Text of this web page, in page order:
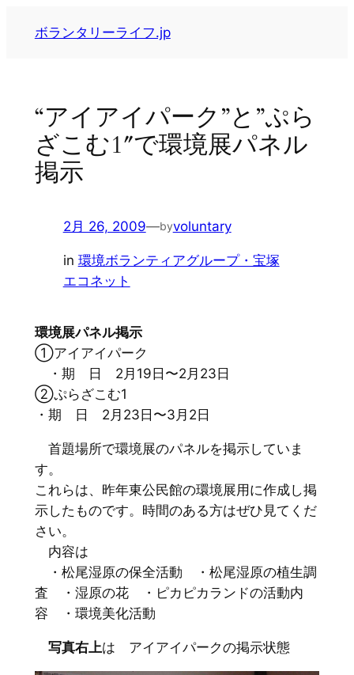
ボランタリーライフ.jp
“アイアイパーク”と”ぷら
ざこむ1″で環境展パネル
掲示
2月 26, 2009—byvoluntary
in 環境ボランティアグループ・宝塚
エコネット
環境展パネル掲示
①アイアイパーク
・期 日 2月19日〜2月23日
②ぷらざこむ1
・期 日 2月23日〜3月2日
首題場所で環境展のパネルを掲示していま
す。
これらは、昨年東公民館の環境展用に作成し掲
示したものです。時間のある方はぜひ見てくだ
さい。
内容は
・松尾湿原の保全活動 ・松尾湿原の植生調
査 ・湿原の花 ・ピカピカランドの活動内
容 ・環境美化活動
写真右上は アイアイパークの掲示状態